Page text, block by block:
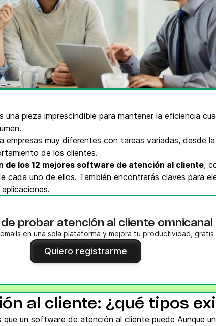
VoIP Phone
una pieza imprescindible para mantener la eficiencia
empresas muy diferentes con tareas variadas, desde
de los clientes.
de los 12 mejores software de atención al cliente,
cada uno de ellos. También encontrarás claves para
de probar atención al cliente omnicanal
en una sola plataforma y mejora tu productividad, gratis
Quiero registrarme
al cliente: ¿qué tipos
un software de atención al cliente puede Aunque